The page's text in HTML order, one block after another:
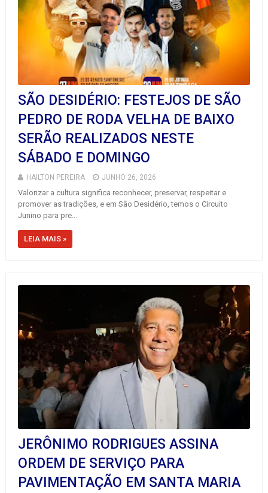
SÃO DESIDÉRIO: FESTEJOS DE SÃO
PEDRO DE RODA VELHA DE BAIXO
SERÃO REALIZADOS NESTE
SÁBADO E DOMINGO
HAILTON PEREIRA JUNHO 26, 2026
Valorizar a cultura significa reconhecer, preservar, respeitar e
promover as tradições, e em São Desidério, temos o Circuito
Junino para pre...
LEIA MAIS »
JERÔNIMO RODRIGUES ASSINA
ORDEM DE SERVIÇO PARA
PAVIMENTAÇÃO EM SANTA MARIA